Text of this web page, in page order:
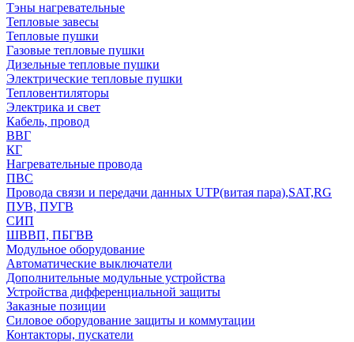
Тэны нагревательные
Тепловые завесы
Тепловые пушки
Газовые тепловые пушки
Дизельные тепловые пушки
Электрические тепловые пушки
Тепловентиляторы
Электрика и свет
Кабель, провод
ВВГ
КГ
Нагревательные провода
ПВС
Провода связи и передачи данных UTP(витая пара),SAT,RG
ПУВ, ПУГВ
СИП
ШВВП, ПБГВВ
Модульное оборудование
Автоматические выключатели
Дополнительные модульные устройства
Устройства дифференциальной защиты
Заказные позиции
Силовое оборудование защиты и коммутации
Контакторы, пускатели